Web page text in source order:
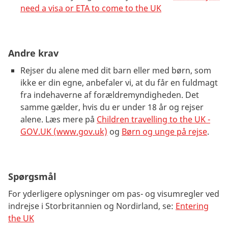
need a visa or ETA to come to the UK
Andre krav
Rejser du alene med dit barn eller med børn, som
ikke er din egne, anbefaler vi, at du får en fuldmagt
fra indehaverne af forældremyndigheden. Det
samme gælder, hvis du er under 18 år og rejser
alene. Læs mere på Children travelling to the UK -
GOV.UK (www.gov.uk) og Børn og unge på rejse.
Spørgsmål
For yderligere oplysninger om pas- og visumregler ved
indrejse i Storbritannien og Nordirland, se: Entering
the UK